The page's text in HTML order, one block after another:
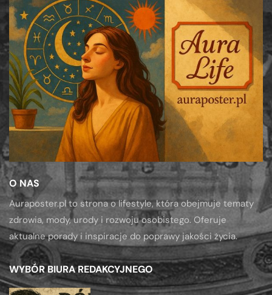
O NAS
Auraposter.pl to strona o lifestyle, która obejmuje tematy
zdrowia, mody, urody i rozwoju osobistego. Oferuje
aktualne porady i inspiracje do poprawy jakości życia.
WYBÓR BIURA REDAKCYJNEGO